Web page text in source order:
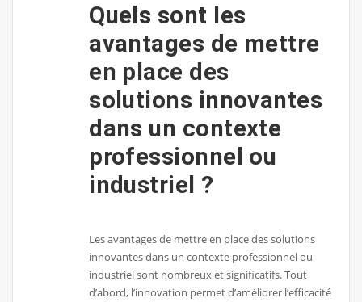
Quels sont les
avantages de mettre
en place des
solutions innovantes
dans un contexte
professionnel ou
industriel ?
Les avantages de mettre en place des solutions
innovantes dans un contexte professionnel ou
industriel sont nombreux et significatifs. Tout
d’abord, l’innovation permet d’améliorer l’efficacité